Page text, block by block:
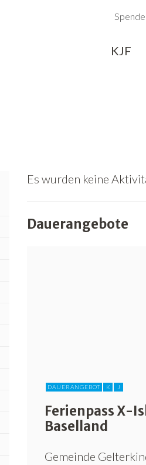
KJF
Es wurden keine
Dauerangebote
DAUERANGEBOT K J
Ferienpass X-
Baselland
Gemeinde